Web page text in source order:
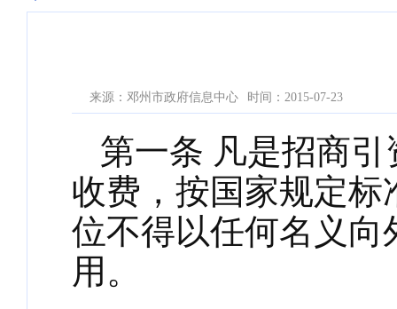
来源：邓州市政府信息中心 时间：2015-07-23
第一条 凡是招商
收费，按国家规定标
位不得以任何名义
用。